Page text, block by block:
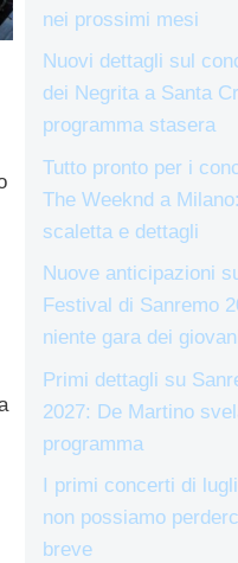
nei prossimi mesi
Nuovi dettagli sul
dei Negrita a Santa
programma stasera
Tutto pronto per i
The Weeknd a Milano:
scaletta e dettagli
Nuove anticipazioni
Festival di Sanremo
niente gara dei
Primi dettagli su
2027: De Martino
programma
I primi concerti di
non possiamo
breve